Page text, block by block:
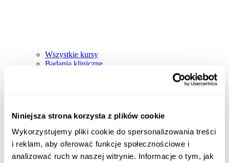
Niniejsza strona korzysta z plików cookie
Wykorzystujemy pliki cookie do spersonalizowania treści
i reklam, aby oferować funkcje społecznościowe i
analizować ruch w naszej witrynie. Informacje o tym, jak
Wszystkie kursy
Badania kliniczne